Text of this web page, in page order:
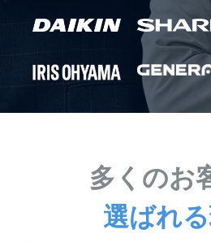
多くのお
選ばれ